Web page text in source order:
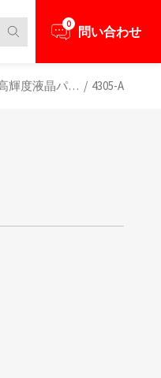
0 問い合わせ
Durapixel™ - 超高輝度液晶パネル / 4305-A